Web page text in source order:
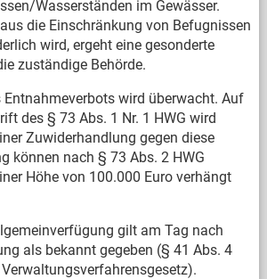
Wasserständen im Gewässer.
die Einschränkung von Befugnissen
wird, ergeht eine gesonderte
zuständige Behörde.
Entnahmeverbots wird überwacht. Auf
des § 73 Abs. 1 Nr. 1 HWG wird
Zuwiderhandlung gegen diese
können nach § 73 Abs. 2 HWG
Höhe von 100.000 Euro verhängt
gilt am Tag nach
als bekannt gegeben (§ 41 Abs. 4